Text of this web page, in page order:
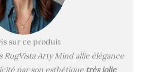
palette de couleurs
actuelle apportent
intemporelle et
élégante à votre sol
IDÉAL POUR LES
sur ce produit
RugVista Arty Mind allie élégance
par son esthétique très jolie